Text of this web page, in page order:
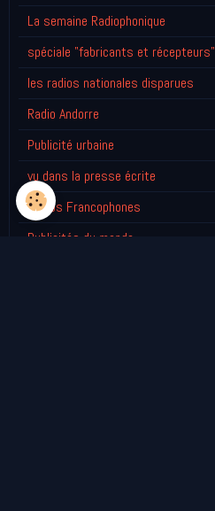
La semaine Radiophonique
spéciale "fabricants et récepteurs"
les radios nationales disparues
Radio Andorre
Publicité urbaine
vu dans la presse écrite
Radios Francophones
Publicités du monde